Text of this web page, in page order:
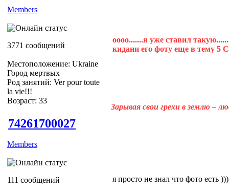
Members
3771 сообщений
Местоположение: Ukraine
Город мертвых
Род занятий: Ver pour toute
la vie!!!
Возраст: 33
оооо.......я уже ставил
кидани его фоту еще в тему 5
Зарывая свои грехи в землю –
74261700027
Members
111 сообщений я просто не знал что фото есть